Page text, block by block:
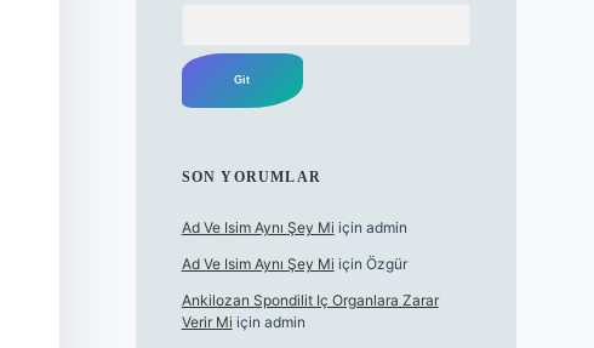
SON YORUMLAR
Ad Ve Isim Aynı Şey Mi için admin
Ad Ve Isim Aynı Şey Mi için Özgür
Ankilozan Spondilit Iç Organlara Zarar
Verir Mi için admin